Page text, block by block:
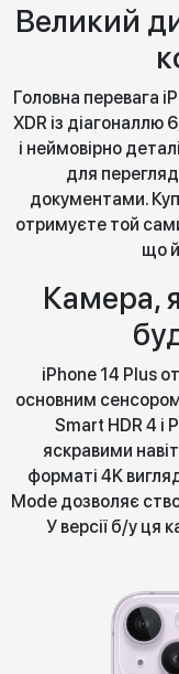
Великий
Головна перевага
XDR із діагоналлю
і неймовірно
для
документами.
отримуєте той
що
Камера,
iPhone 14 Plus
основним
Smart HDR 4 і
яскравими
форматі 4K
Mode дозволяє
У версії б/у ця